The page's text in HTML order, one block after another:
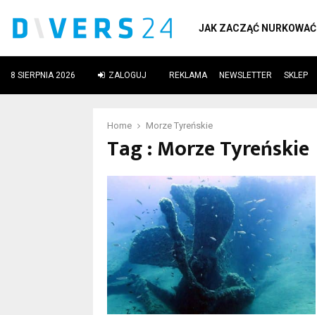
JAK ZACZĄĆ NURKOWAĆ
8 SIERPNIA 2026 ZALOGUJ REKLAMA NEWSLETTER SKLEP
Home Morze Tyreńskie
Tag : Morze Tyreńskie